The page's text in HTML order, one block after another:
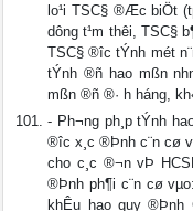
lo¹i TSC§ ®Æc biÖt
dông t¹m thêi, TSC§
TSC§ ®­îc tÝnh mét
tÝnh ®ñ hao mßn
mßn ®ñ ®· h­ háng,
- Ph­¬ng ph¸p tÝnh
®­îc x¸c ®Þnh c¨n cø
cho c¸c ®¬n vÞ
®Þnh ph¶i c¨n cø
khÊu hao quy ®Þnh